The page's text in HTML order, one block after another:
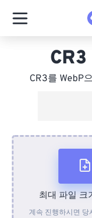
CR3
CR3를 WebP
최대 파일 크
계속 진행하시면 당